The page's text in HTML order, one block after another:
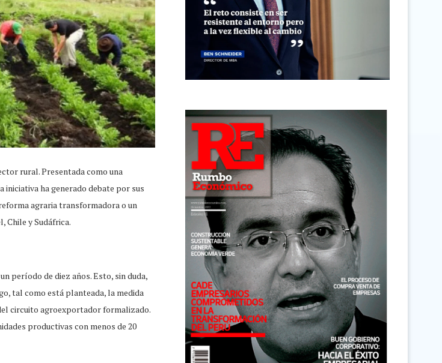
rural. Presentada como una
ha generado debate por sus
agraria transformadora o un
Chile y Sudáfrica.
período de diez años. Esto, sin duda,
tal como está planteada, la medida
circuito agroexportador formalizado.
productivas con menos de 20